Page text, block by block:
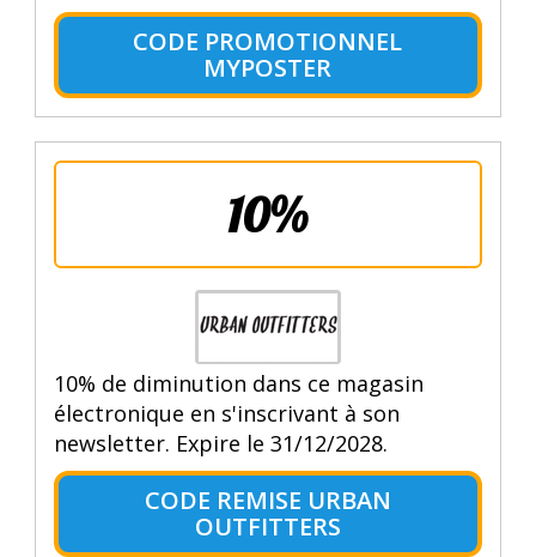
CODE PROMOTIONNEL
MYPOSTER
10%
10% de diminution dans ce magasin
électronique en s'inscrivant à son
newsletter. Expire le 31/12/2028.
CODE REMISE URBAN
OUTFITTERS